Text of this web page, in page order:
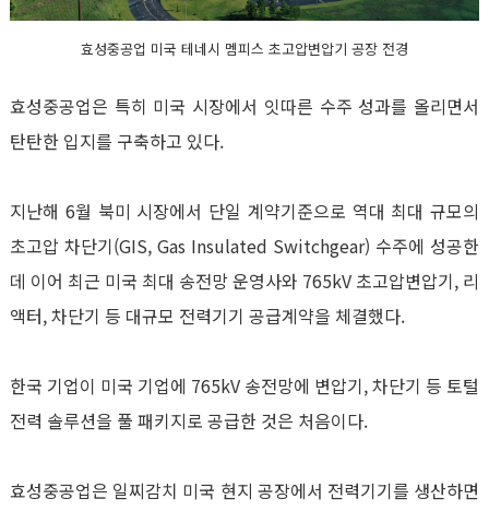
효성중공업 미국 테네시 멤피스 초고압변압기 공장 전경
효성중공업은 특히 미국 시장에서 잇따른 수주 성과를 올리면서
탄탄한 입지를 구축하고 있다.
지난해 6월 북미 시장에서 단일 계약기준으로 역대 최대 규모의
초고압 차단기(GIS, Gas Insulated Switchgear) 수주에 성공한
데 이어 최근 미국 최대 송전망 운영사와 765kV 초고압변압기, 리
액터,차단기 등 대규모 전력기기 공급계약을 체결했다.
한국 기업이 미국 기업에 765kV 송전망에 변압기,차단기 등 토털
전력 솔루션을 풀 패키지로 공급한 것은 처음이다.
효성중공업은 일찌감치 미국 현지 공장에서 전력기기를 생산하면